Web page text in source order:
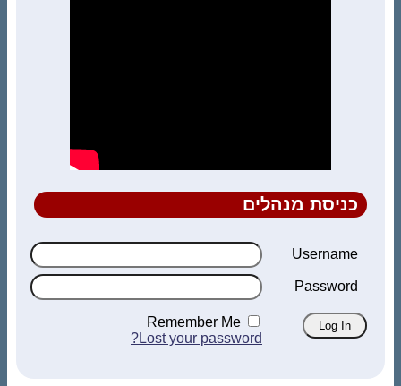
כניסת מנהלים
Username
Password
Remember Me
Lost your password?